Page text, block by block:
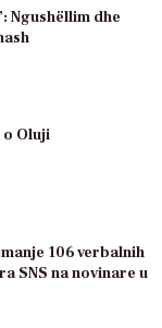
Ngushëllim dhe
o Oluji
106 verbalnih
SNS na novinare u